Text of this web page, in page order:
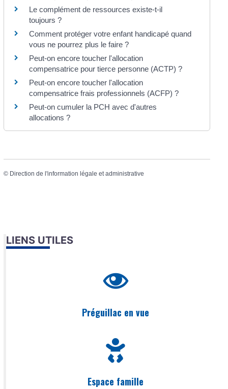
Le complément de ressources existe-t-il
toujours ?
Comment protéger votre enfant handicapé quand
vous ne pourrez plus le faire ?
Peut-on encore toucher l'allocation
compensatrice pour tierce personne (ACTP) ?
Peut-on encore toucher l'allocation
compensatrice frais professionnels (ACFP) ?
Peut-on cumuler la PCH avec d'autres
allocations ?
© Direction de l'information légale et administrative
LIENS UTILES
Préguillac en vue
Espace famille